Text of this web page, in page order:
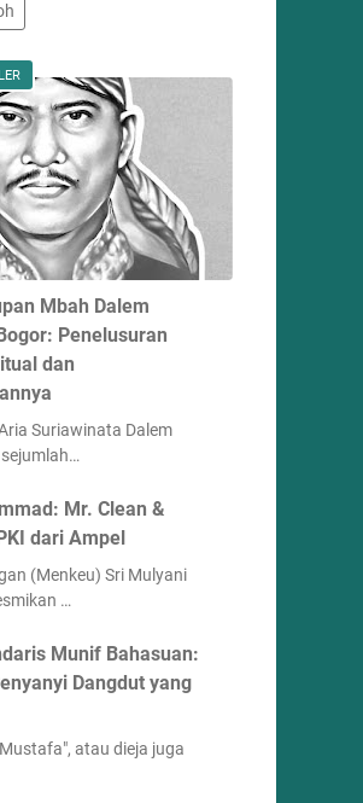
Mbah Dalem
Penelusuran
dan
Suriawinata Dalem
Mr. Clean &
dari Ampel
(Menkeu) Sri Mulyani
…
Munif Bahasuan:
Dangdut yang
atau dieja juga